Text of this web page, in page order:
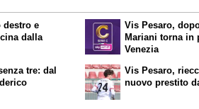
destro e
dalla
tre: dal
Vis Pesaro,
Mariani torna in
Venezia
Vis Pesaro,
nuovo prestito